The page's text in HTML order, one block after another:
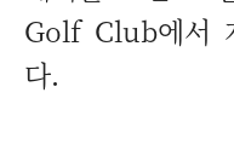
Golf Club에서
다.